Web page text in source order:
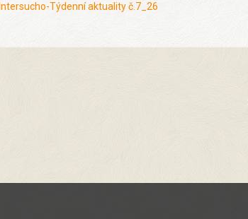
Intersucho-Týdenní aktuality č.7_26